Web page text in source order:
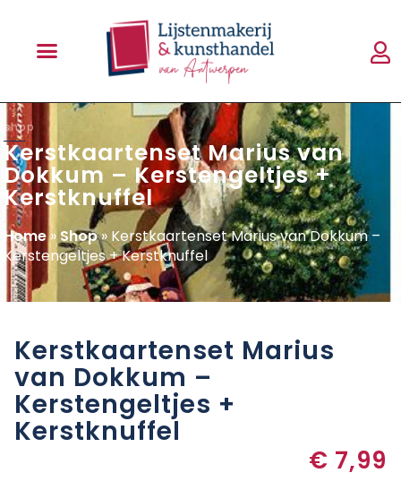
shop
Kerstkaartenset Marius van
Dokkum – Kerstengeltjes +
Kerstknuffel
Home» Shop» Kerstkaartenset Marius van Dokkum –
Kerstengeltjes + Kerstknuffel
Kerstkaartenset Marius
van Dokkum –
Kerstengeltjes +
Kerstknuffel
€ 7,99